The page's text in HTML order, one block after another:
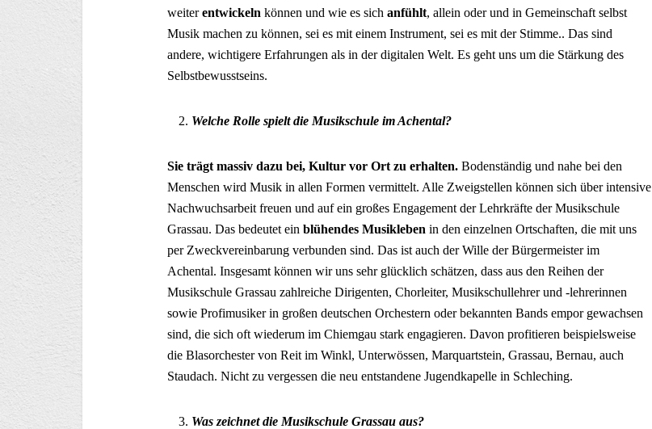
weiterentwickeln können und wie es sich anfühlt, allein oder und in Gemeinschaft selbst
Musik machen zu können, sei es mit einem Instrument, sei es mit der Stimme.. Das sind
andere, wichtigere Erfahrungen als in der digitalen Welt. Es geht uns um die Stärkung des
Selbstbewusst­seins.
Welche Rolle spielt die Musikschule im Achental?
Sie trägt massiv dazu bei, Kultur vor Ort zu erhalten. Bodenständig und nahe bei den
Menschen wird Musik in allen Formen vermittelt. Alle Zweigstellen können sich über intensive
Nachwuchsarbeit freuen und auf ein großes Engagement der Lehrkräfte der Musikschule
Grassau. Das bedeutet ein blühendes Musikleben in den einzelnen Ortschaften, die mit uns
per Zweckvereinbarung verbunden sind. Das ist auch der Wille der Bürgermeister im
Achental. Insgesamt können wir uns sehr glücklich schätzen, dass aus den Reihen der
Musikschule Grassau zahlreiche Dirigenten, Chorleiter, Musikschullehrer und -lehrerinnen
sowie Profimusiker in großen deutschen Orchestern oder bekannten Bands empor gewachsen
sind, die sich oft wiederum im Chiemgau stark engagieren. Davon profitieren beispielsweise
die Blasorchester von Reit im Winkl, Unterwössen, Marquartstein, Grassau, Bernau, auch
Staudach. Nicht zu vergessen die neu entstandene Jugendkapelle in Schleching.
Was zeichnet die Musikschule Grassau aus?